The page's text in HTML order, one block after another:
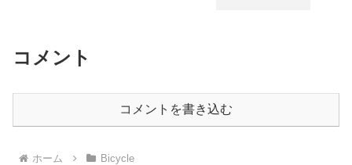
コメント
コメントを書き込む
ホーム Bicycle